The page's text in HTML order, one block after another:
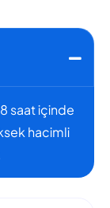
saat içinde
hacimli